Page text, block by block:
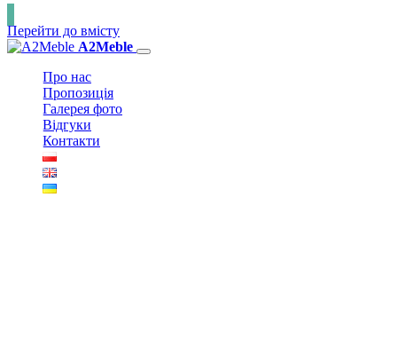
Перейти до вмісту
A2Meble
Про нас
Пропозиція
Галерея фото
Відгуки
Контакти